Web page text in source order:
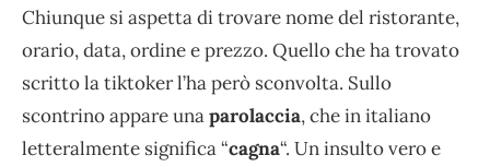
Chiunque si aspetta di trovare nome del ristorante,
orario, data, ordine e prezzo. Quello che ha trovato
scritto la tiktoker l’ha però sconvolta. Sullo
scontrino appare unaparolaccia, che in italiano
letteralmente significa “cagna“. Un insulto vero e